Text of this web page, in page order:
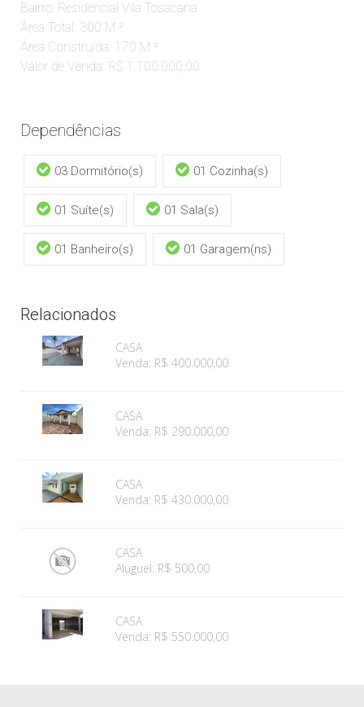
Bairro: Residencial Vila Tosacana
Área Total: 300 M ²
Área Construida: 170 M ²
Valor de Venda: R$ 1.100.000,00
Dependências
03 Dormitório(s) 01 Cozinha(s)
01 Suíte(s) 01 Sala(s)
01 Banheiro(s) 01 Garagem(ns)
Relacionados
CASA
Venda: R$ 400.000,00
CASA
Venda: R$ 290.000,00
CASA
Venda: R$ 430.000,00
CASA
Aluguel: R$ 500,00
CASA
Venda: R$ 550.000,00